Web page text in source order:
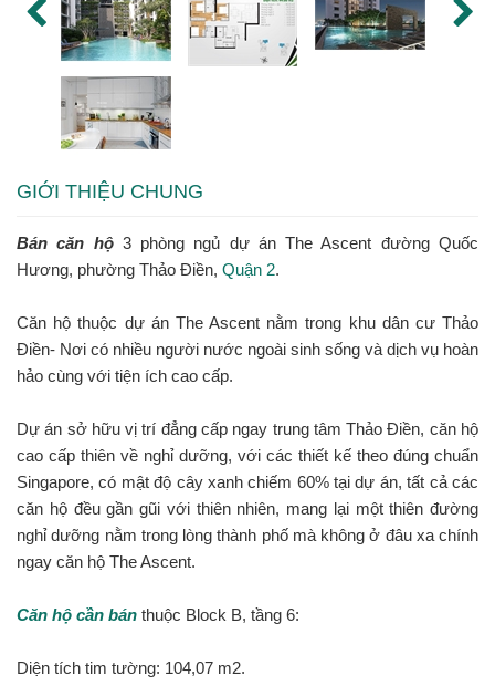
GIỚI THIỆU CHUNG
Bán căn hộ3 phòng ngủ dự án The Ascent đường Quốc
Hương, phường Thảo Điền, Quận 2.
Căn hộ thuộc dự án The Ascent nằm trong khu dân cư Thảo
Điền- Nơi có nhiều người nước ngoài sinh sống và dịch vụ hoàn
hảo cùng với tiện ích cao cấp.
Dự án sở hữu vị trí đẳng cấp ngay trung tâm Thảo Điền, căn hộ
cao cấp thiên về nghỉ dưỡng, với các thiết kế theo đúng chuẩn
Singapore, có mật độ cây xanh chiếm 60% tại dự án, tất cả các
căn hộ đều gần gũi với thiên nhiên, mang lại một thiên đường
nghỉ dưỡng nằm trong lòng thành phố mà không ở đâu xa chính
ngay căn hộ The Ascent.
Căn hộ cần bán thuộc Block B, tầng 6:
Diện tích tim tường: 104,07 m2.